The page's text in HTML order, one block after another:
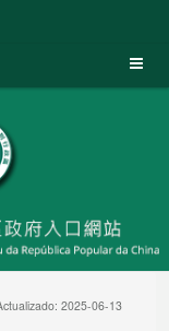
2025-06-13